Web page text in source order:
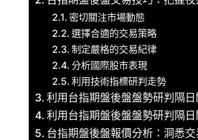
密切關注市場動態
選擇合適的交易策略
制定嚴格的交易紀律
分析國際股市表現
利用技術指標研判走勢
利用台指期盤後盤盤勢研判隔
利用台指期盤後盤盤勢研判隔
台指期盤後盤報價分析：洞悉